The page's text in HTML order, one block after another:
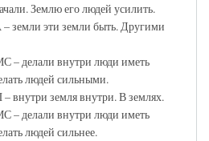
Землю его людей усилить.
земли эти земли быть. Другими
– делали внутри люди иметь
людей сильными.
внутри земля внутри. В землях.
– делали внутри люди иметь
людей сильнее.